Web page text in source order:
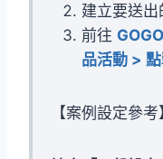
建立要送
前往
品活動 > 點
【案例設定參考